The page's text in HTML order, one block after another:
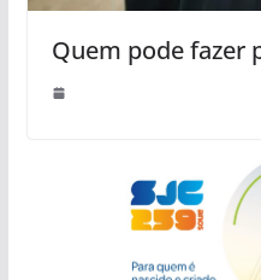
Quem pode fazer